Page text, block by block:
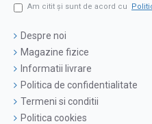
Am citit şi sunt de acord cu
Despre noi
Magazine fizice
Informatii livrare
Politica de confidentialitate
Termeni si conditii
Politica cookies